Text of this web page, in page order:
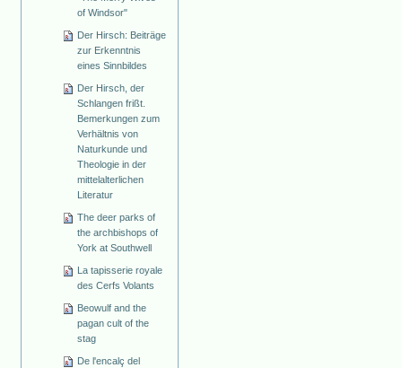
of Windsor"
Der Hirsch: Beiträge
zur Erkenntnis
eines Sinnbildes
Der Hirsch, der
Schlangen frißt.
Bemerkungen zum
Verhältnis von
Naturkunde und
Theologie in der
mittelalterlichen
Literatur
The deer parks of
the archbishops of
York at Southwell
La tapisserie royale
des Cerfs Volants
Beowulf and the
pagan cult of the
stag
De l'encalç del